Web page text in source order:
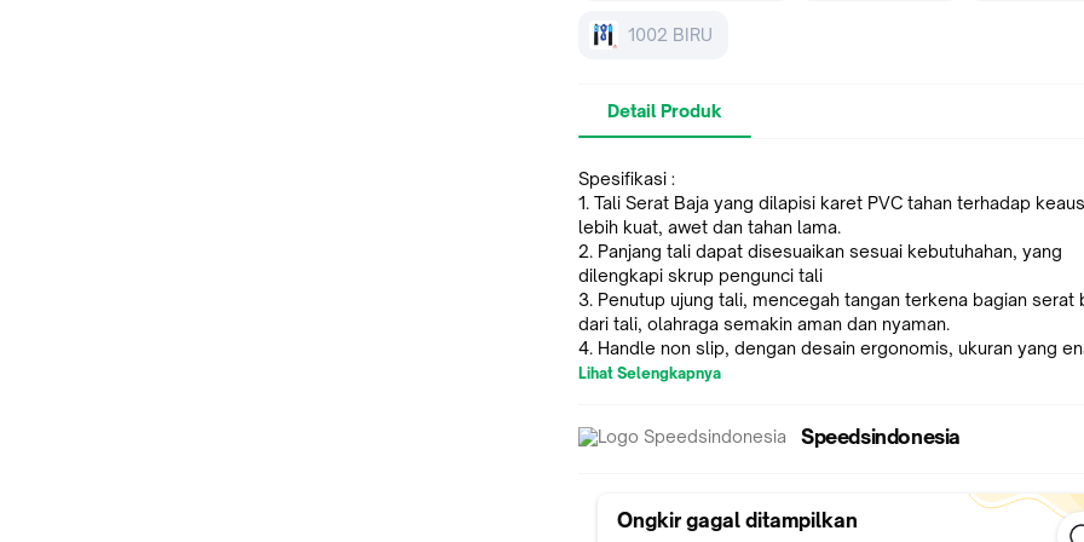
1002 BIRU
Detail Produk
Spesifikasi :
1. Tali Serat Baja yang dilapisi karet PVC tahan terhadap
lebih kuat, awet dan tahan lama.
2. Panjang tali dapat disesuaikan sesuai kebutuhahan, yang
dilengkapi skrup pengunci tali
3. Penutup ujung tali, mencegah tangan terkena bagian serat
dari tali, olahraga semakin aman dan nyaman.
4. Handle non slip, dengan desain ergonomis, ukuran yang
dipegang tidak mudah slip
- Masukkan ujung tali ke kedua lubang pada handle
- Skipping siap digunakan
Lihat Selengkapnya
Speedsindonesia
Ongkir gagal ditampilkan